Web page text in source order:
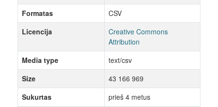
Formatas
CSV
Licencija
Creative Commons
Attribution
Media type
text/csv
Size
43 166 969
Sukurtas
prieš 4 metus